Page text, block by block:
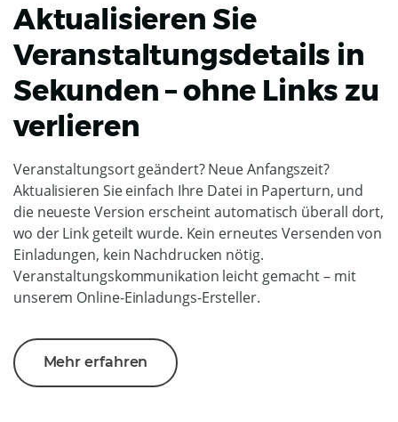
Aktualisieren Sie
Veranstaltungsdetails in
Sekunden – ohne Links zu
verlieren
Veranstaltungsort geändert? Neue Anfangszeit?
Aktualisieren Sie einfach Ihre Datei in Paperturn, und
die neueste Version erscheint automatisch überall dort,
wo der Link geteilt wurde. Kein erneutes Versenden von
Einladungen, kein Nachdrucken nötig.
Veranstaltungskommunikation leicht gemacht – mit
unserem Online-Einladungs-Ersteller.
Mehr erfahren